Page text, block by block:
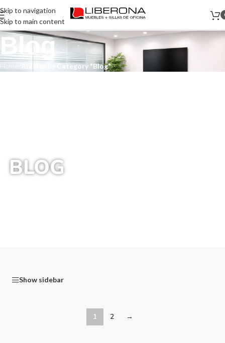
Skip to navigation
Skip to main content
Blog
Home Archive by Category "Blog"
BLOG
Show sidebar
1 2 →